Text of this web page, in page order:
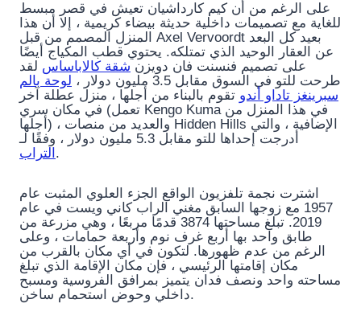
على الرغم من أن كيم كارداشيان تعيش في قصر مبسط
للغاية مع تصميمات داخلية حديثة بيضاء كريمية ، إلا أن هذا
المنزل المصمم من قبل Axel Vervoordt بعيد كل البعد
عن العقار الوحيد الذي تمتلكه. يحتوي قطب المكياج أيضًا
على تصميم فنسنت فان دويزن شقة كالاباساس لقد
طرحت للتو في السوق مقابل 3.5 مليون دولار ،
لوحة بالم
سبرينغز تاداو أندو تقوم بالبناء من أجلها ، منزل عطلة آخر
في مكان سري (تعمل Kengo Kuma في هذا المنزل من
أجلها) ، والعديد من منصات Hidden Hills الإضافية ، والتي
أدرجت إحداها للتو مقابل 5.3 مليون دولار ، وفقًا لـ
التراب .
اشترت نجمة تلفزيون الواقع الجزء العلوي المثبت عام
1957 مع زوجها السابق مغني الراب كاني ويست في عام
2019. تبلغ مساحتها 3874 قدمًا مربعًا ، وهي مزرعة من
طابق واحد بها أربع غرف نوم وأربعة حمامات ، وعلى
الرغم من عدم ظهورها. لتكون في أي مكان بالقرب من
مكان إقامتها الرئيسي ، فإن مكان الإقامة الذي تبلغ
مساحته واحد ونصف فدان يتميز بمرافق الفروسية ومسبح
داخلي وحوض استحمام ساخن.